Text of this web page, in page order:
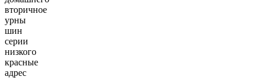
вторичное
урны
шин
серии
низкого
красные
адрес